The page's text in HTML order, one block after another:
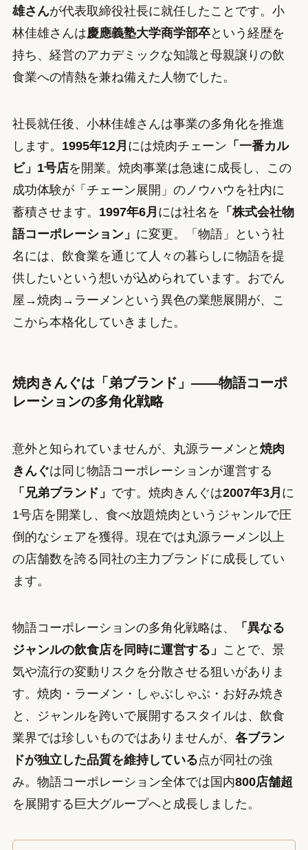
雄さんが代表取締役社長に就任したことです。小
林佳雄さんは慶應義塾大学商学部卒という経歴を
持ち、経営のアカデミックな知識と母親譲りの飲
食業への情熱を兼ね備えた人物でした。
社長就任後、小林佳雄さんは事業の多角化を推進
します。 1995年12月 には焼肉チェーン 「一番カル
ビ」1号店を開業。焼肉事業は急速に成長し、この
成功体験が「チェーン展開」のノウハウを社内に
蓄積させます。 1997年6月 には社名を 「株式会社物
語コーポレーション」 に変更。「物語」という社
名には、飲食業を通じて人々の暮らしに物語を提
供したいという想いが込められています。おでん
屋→焼肉→ラーメンという異色の業態展開が、こ
こから本格化していきました。
焼肉きんぐは「弟ブランド」——物語コーポ
レーションの多角化戦略
意外と知られていませんが、丸源ラーメンと 焼肉
きんぐは同じ物語コーポレーションが運営する
「兄弟ブランド」 です。焼肉きんぐは2007年3月 に
1号店を開業し、食べ放題焼肉というジャンルで圧
倒的なシェアを獲得。現在では丸源ラーメン以上
の店舗数を誇る同社の主力ブランドに成長してい
ます。
物語コーポレーションの多角化戦略は、
「異なる
ジャンルの飲食店を同時に運営する」 ことで、景
気や流行の変動リスクを分散させる狙いがありま
す。焼肉・ラーメン・しゃぶしゃぶ・お好み焼き
と、ジャンルを跨いで展開するスタイルは、飲食
業界では珍しいものではありませんが、 各ブラン
ドが独立した品質を維持している点が同社の強
み。物語コーポレーション全体では国内800店舗超
を展開する巨大グループへと成長しました。